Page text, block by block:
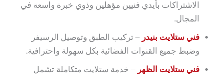
الاشتراكات بأيدي فنيين مؤهلين وذوي خبرة واسعة في
المجال.
فني ستلايت بنيدر – تركيب الطبق وتوصيل الرسيفر
وضبط جميع القنوات الفضائية بكل سهولة واحترافية.
فني ستلايت الظهر – خدمة ستلايت متكاملة تشمل